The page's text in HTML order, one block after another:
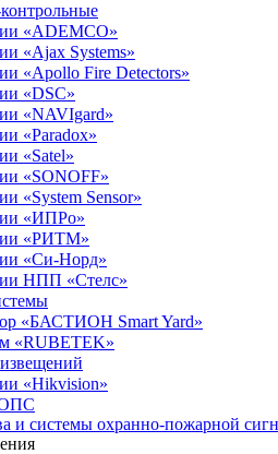
«ADEMCO»
«Ajax Systems»
«Apollo Fire Detectors»
«DSC»
«NAVIgard»
«Paradox»
«Satel»
«SONOFF»
«System Sensor»
«ИПРо»
«РИТМ»
«Си-Норд»
НПП «Стелс»
«БАСТИОН Smart Yard»
«RUBETEK»
«Hikvision»
ОПС
и системы охранно-пожарной